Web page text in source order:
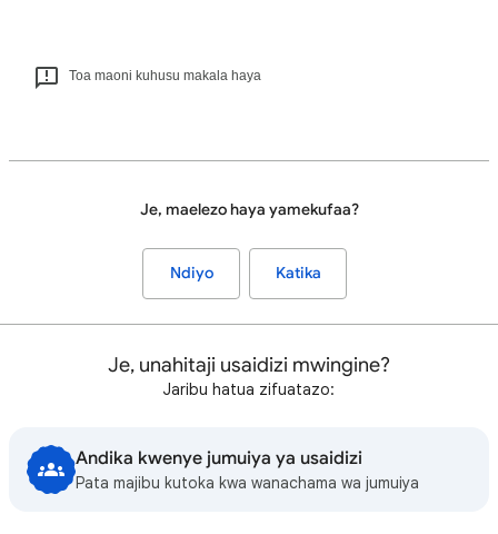
Toa maoni kuhusu makala haya
Je, maelezo haya yamekufaa?
Ndiyo Katika
Je, unahitaji usaidizi mwingine?
Jaribu hatua zifuatazo:
Andika kwenye jumuiya ya usaidizi
Pata majibu kutoka kwa wanachama wa jumuiya